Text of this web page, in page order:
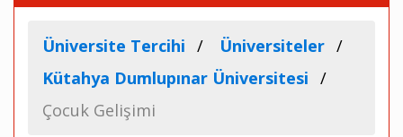
Üniversite Tercihi
Üniversiteler
Kütahya Dumlupınar Üniversitesi
Çocuk Gelişimi